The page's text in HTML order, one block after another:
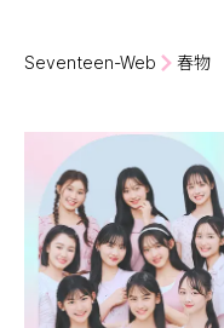
Seventeen-Web 春物